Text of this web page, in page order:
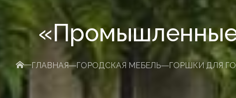
МЕБЕЛЬ
КАМЕНЬ
Без
Без
Со
Со
ГЛАВНАЯ ГОРОДСКАЯ МЕБЕЛЬ ГОРШКИ ДЛЯ